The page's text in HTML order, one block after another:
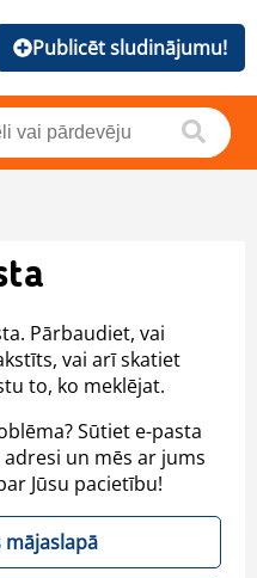
Publicēt sludinājumu!
Pārbaudiet, vai
vai arī skatiet
to, ko meklējat.
Sūtiet e-pasta
un mēs ar jums
Jūsu pacietību!